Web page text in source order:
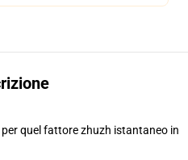
quel fattore zhuzh istantaneo in